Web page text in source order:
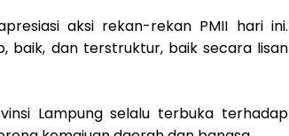
aksi rekan-rekan PMII hari ini.
baik, dan terstruktur, baik secara lisan
Lampung selalu terbuka terhadap